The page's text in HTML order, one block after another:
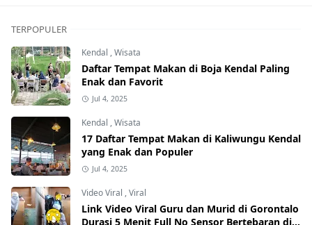
TERPOPULER
Kendal ,Wisata
Daftar Tempat Makan di Boja Kendal Paling
Enak dan Favorit
Jul 4, 2025
Kendal ,Wisata
17 Daftar Tempat Makan di Kaliwungu Kendal
yang Enak dan Populer
Jul 4, 2025
Video Viral ,Viral
Link Video Viral Guru dan Murid di Gorontalo
Durasi 5 Menit Full No Sensor Bertebaran di